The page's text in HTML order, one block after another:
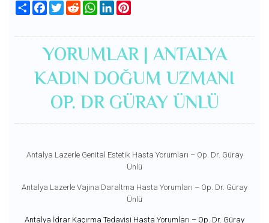
Share Facebook
TwitterRedditWhatsApp
LinkedIn
YORUMLAR | ANTALYA
KADIN DOĞUM UZMANI
OP. DR GÜRAY ÜNLÜ
Antalya Lazerle Genital Estetik Hasta Yorumları – Op. Dr. Güray
Ünlü
Antalya Lazerle Vajina Daraltma Hasta Yorumları – Op. Dr. Güray
Ünlü
Antalya İdrar Kaçırma Tedavisi Hasta Yorumları – Op. Dr. Güray